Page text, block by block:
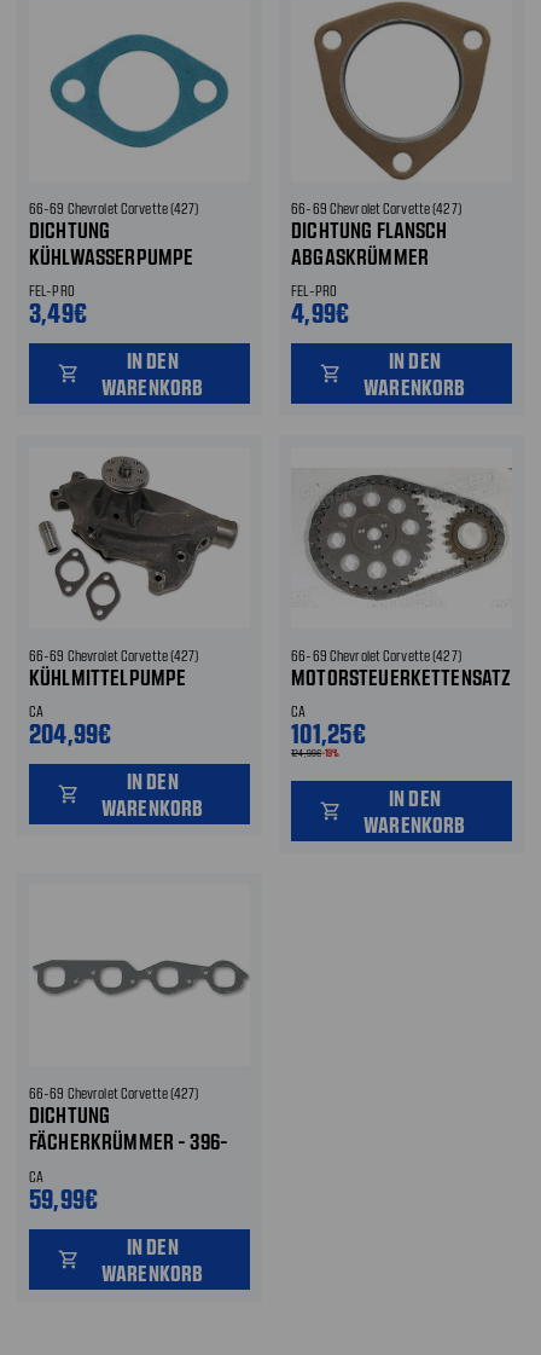
66-69 Chevrolet Corvette (427)
DICHTUNG
KÜHLWASSERPUMPE
FEL-PRO
3,49€
shopping_cart
IN DEN
WARENKORB
66-69 Chevrolet Corvette (427)
DICHTUNG FLANSCH
ABGASKRÜMMER
FEL-PRO
4,99€
shopping_cart
IN DEN
WARENKORB
66-69 Chevrolet Corvette (427)
KÜHLMITTELPUMPE
CA
204,99€
shopping_cart
IN DEN
WARENKORB
66-69 Chevrolet Corvette (427)
MOTORSTEUERKETTENSATZ
CA
101,25€
124,99€-19%
shopping_cart
IN DEN
WARENKORB
66-69 Chevrolet Corvette (427)
DICHTUNG
FÄCHERKRÜMMER - 396-
502 - HOOKER
CA
59,99€
shopping_cart
IN DEN
WARENKORB